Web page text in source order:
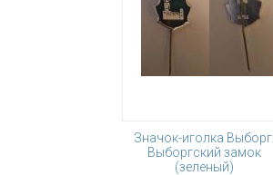
Значок-иголка Выборг.
Выборгский замок
(зеленый)